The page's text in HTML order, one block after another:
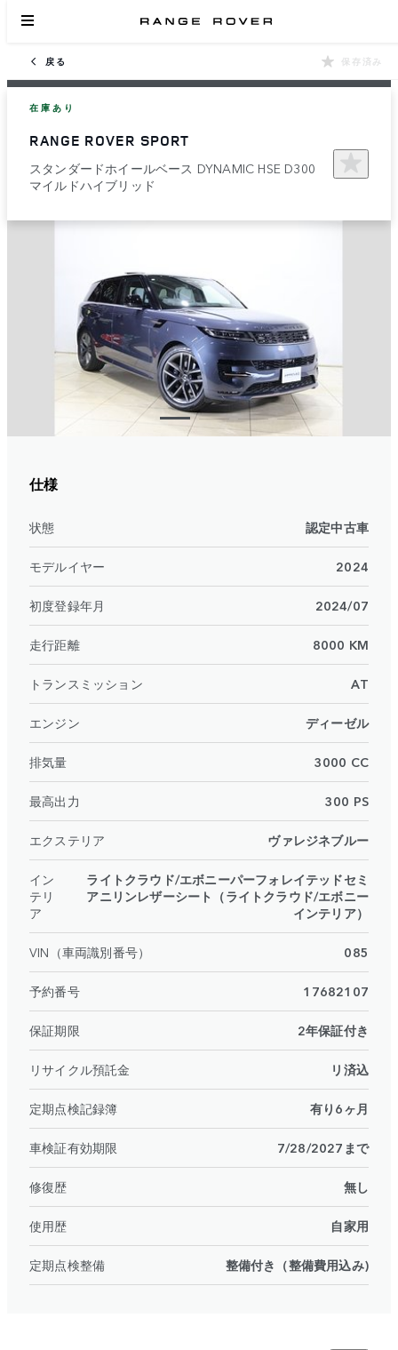
戻る 保存済み
在庫あり
RANGE ROVER SPORT
スタンダードホイールベース DYNAMIC HSE D300
マイルドハイブリッド
仕様
状態 認定中古車
モデルイヤー 2024
初度登録年月 2024/07
走行距離 8000 KM
トランスミッション AT
エンジン ディーゼル
排気量 3000 CC
最高出力 300 PS
エクステリア ヴァレジネブルー
イン
テリ
ア
ライトクラウド/エボニーパーフォレイテッドセミ
アニリンレザーシート（ライトクラウド/エボニー
インテリア）
VIN（車両識別番号） 085
予約番号 17682107
保証期限 2年保証付き
リサイクル預託金 リ済込
定期点検記録簿 有り6ヶ月
車検証有効期限 7/28/2027まで
修復歴 無し
使用歴 自家用
定期点検整備 整備付き（整備費用込み)